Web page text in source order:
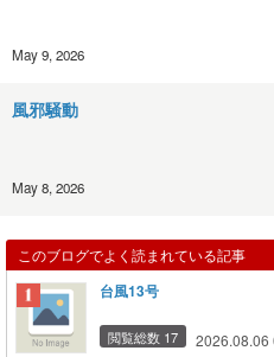
May 9, 2026
風邪騒動
May 8, 2026
このブログでよく読まれている記事
台風13号
閲覧総数 17 2026.08.06